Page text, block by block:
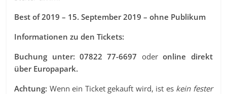
Best of 2019 – 15. September 2019 – ohne Publikum
Informationen zu den Tickets:
Buchung unter: 07822 77-6697 oderonline direkt
über Europapark.
Achtung: Wenn ein Ticket gekauft wird, ist es kein fester